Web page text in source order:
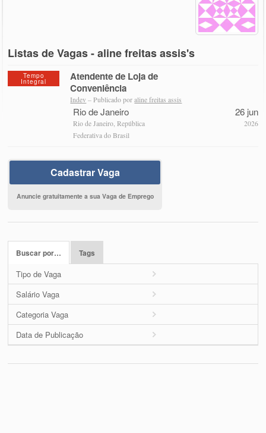
Listas de Vagas - aline freitas assis's
Tempo
Integral
Atendente de Loja de
Conveniência
Indev – Publicado poraline freitas assis
Rio de Janeiro
Rio de Janeiro, República
Federativa do Brasil
26 jun
2026
Cadastrar Vaga
Anuncie gratuitamente a sua Vaga de Emprego
Buscar por… Tags
Tipo de Vaga
Salário Vaga
Categoria Vaga
Data de Publicação